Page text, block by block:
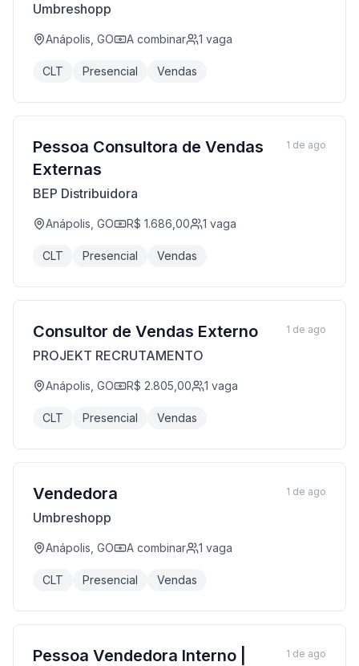
Umbreshopp
Anápolis, GO A combinar 1 vaga
CLT Presencial Vendas
Pessoa Consultora de Vendas
Externas
BEP Distribuidora
Anápolis, GO R$ 1.686,00 1 vaga
CLT Presencial Vendas
1 de ago
Consultor de Vendas Externo
PROJEKT RECRUTAMENTO
Anápolis, GO R$ 2.805,00 1 vaga
CLT Presencial Vendas
1 de ago
Vendedora
Umbreshopp
Anápolis, GO A combinar 1 vaga
CLT Presencial Vendas
1 de ago
Pessoa Vendedora Interno |
1 de ago